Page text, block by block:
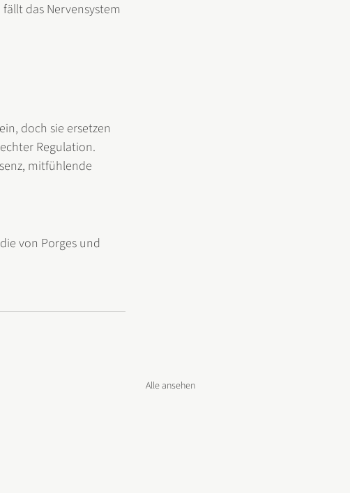
das Nervensystem
doch sie ersetzen
Regulation.
mitfühlende
von Porges und
Alle ansehen